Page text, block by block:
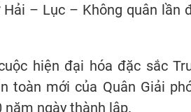
– Lục – Không quân lần
hiện đại hóa đặc sắc
toàn mới của Quân Giải
ngày thành lập.